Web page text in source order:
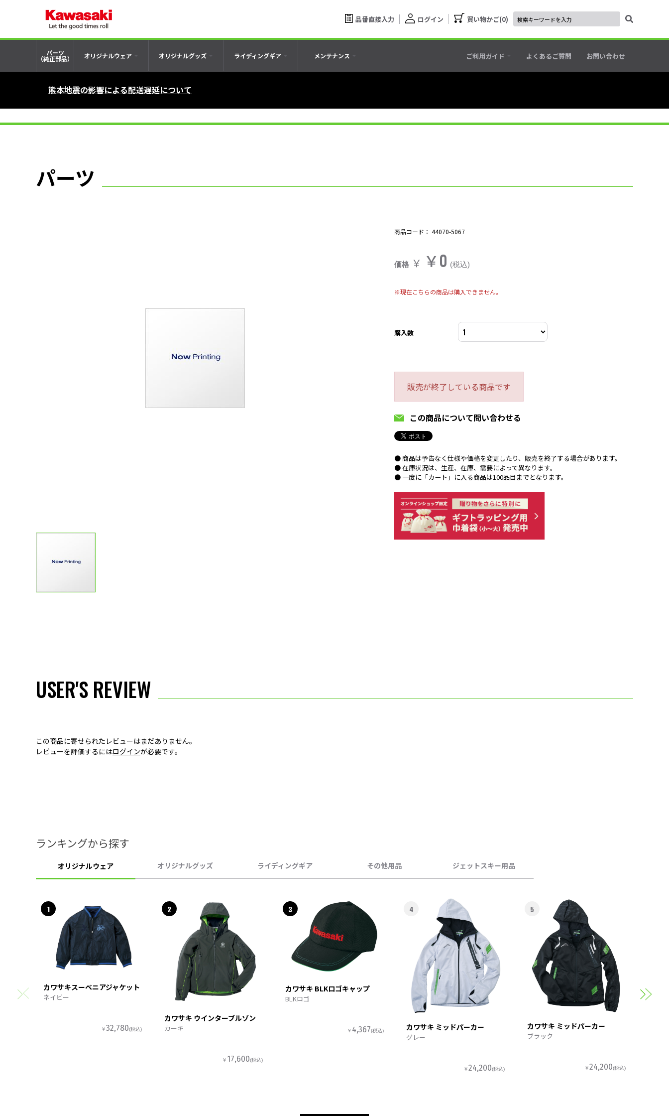
品番直接入力 ログイン 買い物かご 0
パーツ
（純正部品） オリジナルウェア オリジナルグッズ ライディングギア メンテナンス ご利用ガイド よくあるご質問 お問い合わせ
熊本地震の影響による配送遅延について
パーツ
商品コード： 44070-5067
価格 ￥ ￥0 (税込)
※現在こちらの商品は購入できません。
購入数
販売が終了している商品です
この商品について問い合わせる
● 商品は予告なく仕様や価格を変更したり、販売を終了する場合があります。
● 在庫状況は、生産、在庫、需要によって異なります。
● 一度に「カート」に入る商品は100品目までとなります。
USER'S REVIEW
この商品に寄せられたレビューはまだありません。
レビューを評価するにはログインが必要です。
ランキングから探す
オリジナルウェア オリジナルグッズ ライディングギア その他用品 ジェットスキー用品
1
カワサキスーベニアジャケット
ネイビー
￥32,780(税込)
2
カワサキ ウインターブルゾン
カーキ
￥ 17,600(税込)
3
カワサキ BLKロゴキャップ
BLKロゴ
￥ 4,367(税込)
4
カワサキ ミッドパーカー
グレー
￥24,200(税込)
5
カワサキ ミッドパーカー
ブラック
￥24,200(税込)
スポ